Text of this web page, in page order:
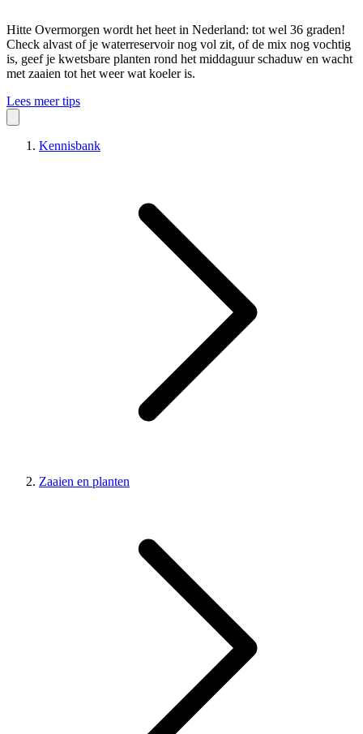
Hitte Overmorgen wordt het heet in Nederland: tot wel 36 graden!
Check alvast of je waterreservoir nog vol zit, of de mix nog vochtig
is, geef je kwetsbare planten rond het middaguur schaduw en wacht
met zaaien tot het weer wat koeler is.
Lees meer tips
Kennisbank
Zaaien en planten